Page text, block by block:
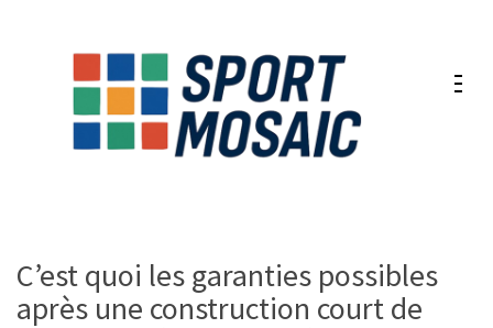
C’est quoi les garanties possibles
après une construction court de